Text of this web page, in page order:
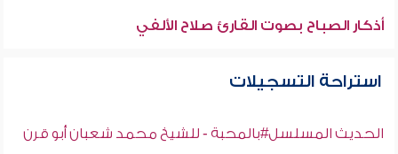
أذكار الصباح بصوت القارئ صلاح الألفي
استراحة التسجيلات
الحديث المسلسل#بالمحبة - للشيخ محمد شعبان أبو قرن